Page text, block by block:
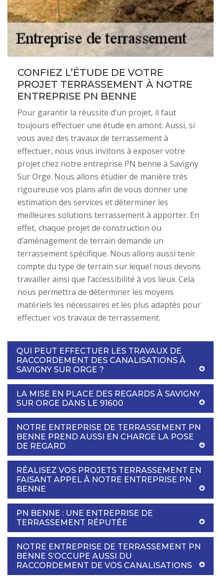
CONFIEZ L’ÉTUDE DE VOTRE
PROJET TERRASSEMENT À NOTRE
ENTREPRISE PN BENNE
Pour garantir la réussite d’un projet, il faut
toujours effectuer une étude en amont. Aussi, si
vous avez des travaux de terrassement à
effectuer, nous vous invitons à exposer votre
projet chez notre entreprise PN benne à Savigny
Sur Orge. Nous allons étudier de manière très
rigoureuse vos plans afin de vous donner une
estimation des services et déterminer les
meilleures solutions terrassement à apporter. En
effet, chaque projet de construction ou
d’aménagement de terrain demande un
terrassement spécifique. Nous allons aussi tenir
compte du type de terrain sur lequel nous devons
travailler ainsi que l’accessibilité à vos lieux. Cela
nous permettra de déterminer les moyens
matériels les nécessaires et les plus adaptés pour
effectuer vos travaux de terrassement.
QUI PEUT EFFECTUER LES TRAVAUX DE
RACCORDEMENT DES CANALISATIONS À
SAVIGNY SUR ORGE ?
LA MISE EN PLACE DES REGARDS À SAVIGNY
SUR ORGE DANS LE 91600
NOTRE ENTREPRISE DE TERRASSEMENT PN
BENNE PREND AUSSI EN CHARGE LA POSE
DE REGARD
RÉALISEZ VOS PROJETS TERRASSEMENT EN
FAISANT APPEL À NOTRE ENTREPRISE PN
BENNE
PN BENNE : UNE ENTREPRISE DE
TERRASSEMENT RÉPUTÉE
NOTRE ENTREPRISE DE TERRASSEMENT PN
BENNE S’OCCUPE AUSSI DU
RACCORDEMENT DE VOS CANALISATIONS